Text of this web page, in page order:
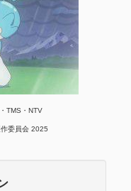
TMS・NTV
委員会 2025